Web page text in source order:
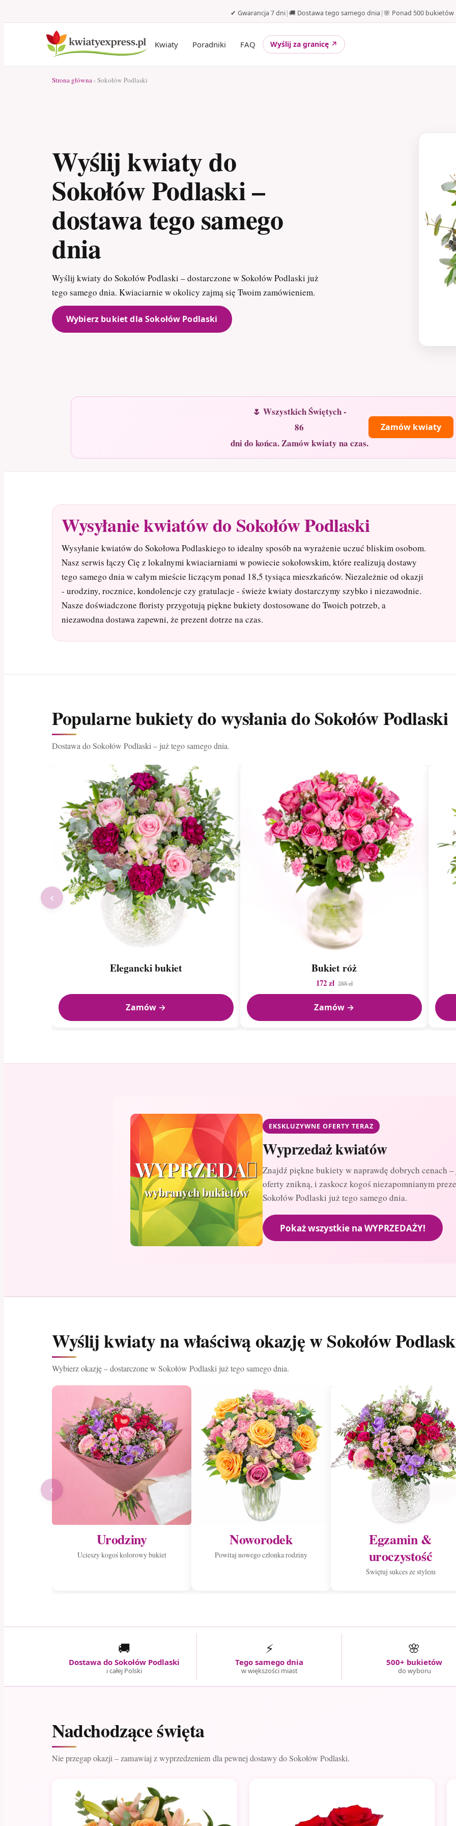
✔ Gwarancja 7 dni|🚚 Dostawa tego samego dnia |🌸 Ponad 500 bukietów
Kwiaty Poradniki FAQ Wyślij za granicę ↗
Strona główna › Sokołów Podlaski
Wyślij kwiaty do
Sokołów Podlaski –
dostawa tego samego
dnia
Wyślij kwiaty do Sokołów Podlaski – dostarczone w Sokołów Podlaski już
tego samego dnia. Kwiaciarnie w okolicy zajmą się Twoim zamówieniem.
Wybierz bukiet dla Sokołów Podlaski
🌷 Wszystkich Świętych -
86
dni do końca. Zamów kwiaty na czas.
Zamów kwiaty
Wysyłanie kwiatów do Sokołów Podlaski
Wysyłanie kwiatów do Sokołowa Podlaskiego to idealny sposób na wyrażenie uczuć bliskim osobom.
Nasz serwis łączy Cię z lokalnymi kwiaciarniami w powiecie sokołowskim, które realizują dostawy
tego samego dnia w całym mieście liczącym ponad 18,5 tysiąca mieszkańców. Niezależnie od okazji
- urodziny, rocznice, kondolencje czy gratulacje - świeże kwiaty dostarczymy szybko i niezawodnie.
Nasze doświadczone floristy przygotują piękne bukiety dostosowane do Twoich potrzeb, a
niezawodna dostawa zapewni, że prezent dotrze na czas.
Popularne bukiety do wysłania do Sokołów Podlaski
Dostawa do Sokołów Podlaski – już tego samego dnia.
Elegancki bukiet
Zamów →
Bukiet róż
172 zł 288 zł
Zamów →
‹
EKSKLUZYWNE OFERTY TERAZ
Wyprzedaż kwiatów
Znajdź piękne bukiety w naprawdę dobrych cenach
oferty znikną, i zaskocz kogoś niezapomnianym
Sokołów Podlaski już tego samego dnia.
Pokaż wszystkie na WYPRZEDAŻY!
Wyślij kwiaty na właściwą okazję w Sokołów
Wybierz okazję – dostarczone w Sokołów Podlaski już tego samego dnia.
Urodziny
Ucieszy kogoś kolorowy bukiet
Noworodek
Powitaj nowego członka rodziny
Egzamin &
uroczystość
Świętuj sukces ze stylem
‹
🚚
Dostawa do Sokołów Podlaski
i całej Polski
⚡
Tego samego dnia
w większości miast
🌸
500+ bukietów
do wyboru
Nadchodzące święta
Nie przegap okazji – zamawiaj z wyprzedzeniem dla pewnej dostawy do Sokołów Podlaski.